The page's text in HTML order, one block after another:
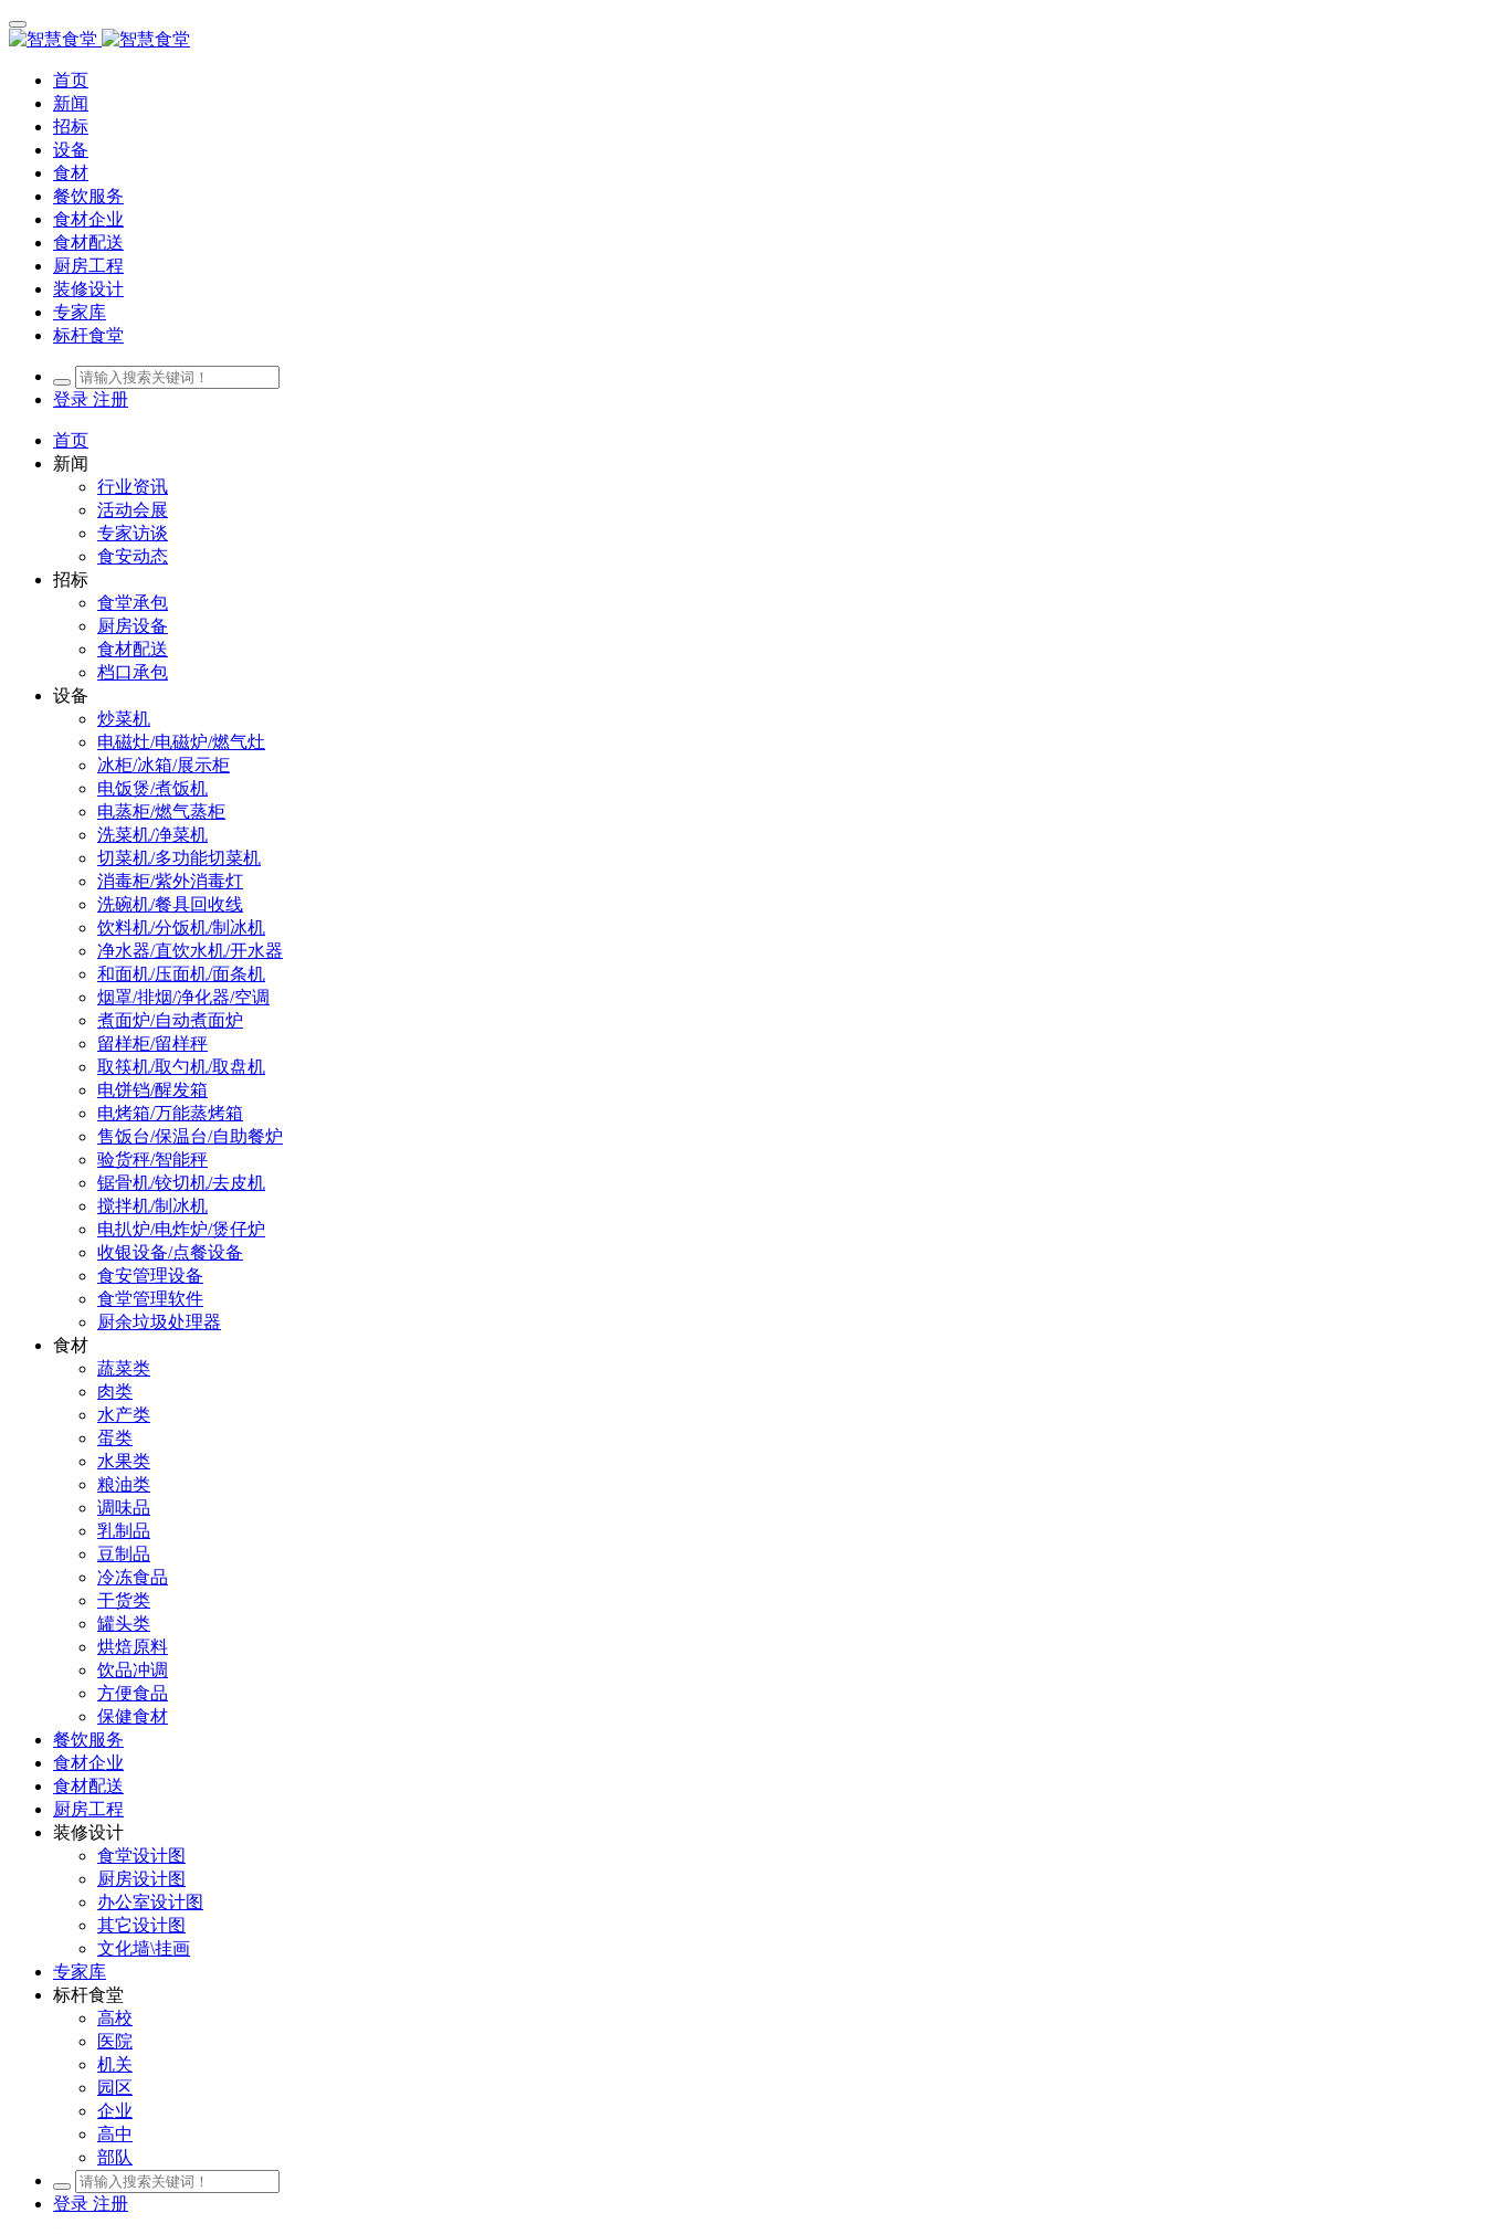
首页
新闻
招标
设备
食材
餐饮服务
食材企业
食材配送
厨房工程
装修设计
专家库
标杆食堂
登录 注册
首页
新闻
行业资讯
活动会展
专家访谈
食安动态
招标
食堂承包
厨房设备
食材配送
档口承包
设备
炒菜机
电磁灶/电磁炉/燃气灶
冰柜/冰箱/展示柜
电饭煲/煮饭机
电蒸柜/燃气蒸柜
洗菜机/净菜机
切菜机/多功能切菜机
消毒柜/紫外消毒灯
洗碗机/餐具回收线
饮料机/分饭机/制冰机
净水器/直饮水机/开水器
和面机/压面机/面条机
烟罩/排烟/净化器/空调
煮面炉/自动煮面炉
留样柜/留样秤
取筷机/取勺机/取盘机
电饼铛/醒发箱
电烤箱/万能蒸烤箱
售饭台/保温台/自助餐炉
验货秤/智能秤
锯骨机/铰切机/去皮机
搅拌机/制冰机
电扒炉/电炸炉/煲仔炉
收银设备/点餐设备
食安管理设备
食堂管理软件
厨余垃圾处理器
食材
蔬菜类
肉类
水产类
蛋类
水果类
粮油类
调味品
乳制品
豆制品
冷冻食品
干货类
罐头类
烘焙原料
饮品冲调
方便食品
保健食材
餐饮服务
食材企业
食材配送
厨房工程
装修设计
食堂设计图
厨房设计图
办公室设计图
其它设计图
文化墙\挂画
专家库
标杆食堂
高校
医院
机关
园区
企业
高中
部队
登录 注册